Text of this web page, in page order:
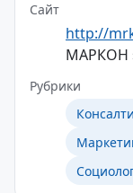
Сайт
http://
МАРКОН
Рубрики